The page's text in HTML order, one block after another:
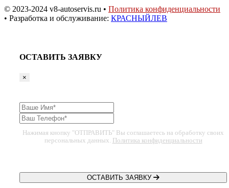
© 2023-2024 v8-autoservis.ru • Политика конфиденциальности
• Разработка и обслуживание: КРАСНЫЙЛЕВ
ОСТАВИТЬ ЗАЯВКУ
×
Нажимая кнопку "ОТПРАВИТЬ" Вы соглашаетесь на обработку своих
персональных данных. Политика конфиденциальности
ОСТАВИТЬ ЗАЯВКУ